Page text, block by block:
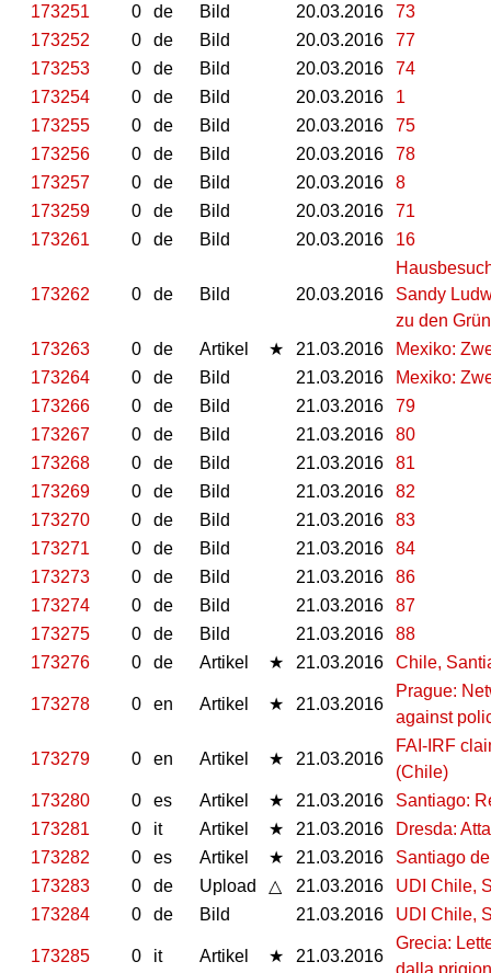
173251
0 de Bild 20.03.2016
73
173252
0 de Bild 20.03.2016
77
173253
0 de Bild 20.03.2016
74
173254
0 de Bild 20.03.2016
1
173255
0 de Bild 20.03.2016
75
173256
0 de Bild 20.03.2016
78
173257
0 de Bild 20.03.2016
8
173259
0 de Bild 20.03.2016
71
173261
0 de Bild 20.03.2016 16
173262 0 de Bild 20.03.2016
Sandy
zu den
173263
0 de Artikel ★ 21.03.2016
Mexiko:
173264
0 de Bild 21.03.2016
Mexiko:
173266
0 de Bild 21.03.2016
79
173267
0 de Bild 21.03.2016
80
173268
0 de Bild 21.03.2016
81
173269
0 de Bild 21.03.2016
82
173270
0 de Bild 21.03.2016
83
173271
0 de Bild 21.03.2016
84
173273
0 de Bild 21.03.2016
86
173274
0 de Bild 21.03.2016
87
173275
0 de Bild 21.03.2016
88
173276
0 de Artikel ★ 21.03.2016 Chile,
173278 0 en Artikel ★ 21.03.2016
Prague:
against
173279 0 en Artikel ★ 21.03.2016
FAI-IRF
(Chile)
173280
0 es Artikel ★ 21.03.2016
Santiago:
173281
0 it Artikel ★ 21.03.2016
Dresda:
173282
0 es Artikel ★ 21.03.2016
Santiago
173283
0 de Upload △ 21.03.2016
UDI Chile,
173284
0 de Bild 21.03.2016 UDI Chile,
173285 0 it Artikel ★ 21.03.2016
Grecia:
dalla